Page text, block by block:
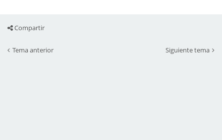
Compartir
Tema anterior Siguiente tema